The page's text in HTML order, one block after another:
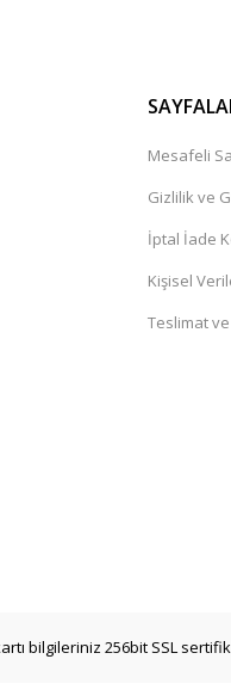
Mesafeli
Gizlilik ve
İptal İade
Kişisel
Teslimat
bilgileriniz 256bit SSL